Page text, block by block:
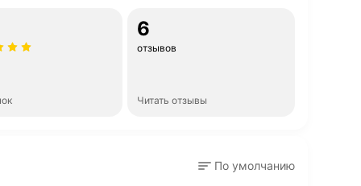
6
отзывов
Читать отзывы
По умолчанию